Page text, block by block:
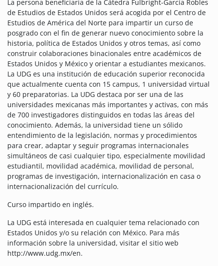
La persona beneficiaria de la Cátedra Fulbright-García Robles
de Estudios de Estados Unidos será acogida por el Centro de
Estudios de América del Norte para impartir un curso de
posgrado con el fin de generar nuevo conocimiento sobre la
historia, política de Estados Unidos y otros temas, así como
construir colaboraciones binacionales entre académicos de
Estados Unidos y México y orientar a estudiantes mexicanos.
La UDG es una institución de educación superior reconocida
que actualmente cuenta con 15 campus, 1 universidad virtual
y 60 preparatorias. La UDG destaca por ser una de las
universidades mexicanas más importantes y activas, con más
de 700 investigadores distinguidos en todas las áreas del
conocimiento. Además, la universidad tiene un sólido
entendimiento de la legislación, normas y procedimientos
para crear, adaptar y seguir programas internacionales
simultáneos de casi cualquier tipo, especialmente movilidad
estudiantil, movilidad académica, movilidad de personal,
programas de investigación, internacionalización en casa o
internacionalización del currículo.
Curso impartido en inglés.
La UDG está interesada en cualquier tema relacionado con
Estados Unidos y/o su relación con México. Para más
información sobre la universidad, visitar el sitio web
http://www.udg.mx/en.